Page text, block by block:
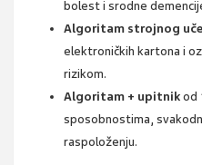
bolest i srodne
Algoritam strojnog
elektroničkih kartona i
rizikom.
Algoritam + upitnikod
sposobnostima,
raspoloženju.